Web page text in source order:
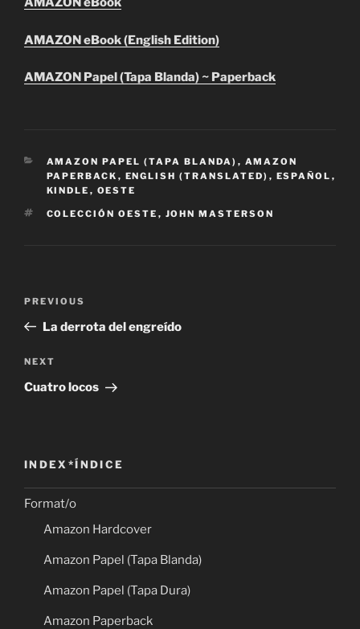
AMAZON eBook (English Edition)
AMAZON Papel (Tapa Blanda) ~ Paperback
CATEGORIES
AMAZON PAPEL (TAPA BLANDA) , AMAZON
PAPERBACK , ENGLISH (TRANSLATED) , ESPAÑOL ,
KINDLE , OESTE
TAGS
COLECCIÓN OESTE , JOHN MASTERSON
Previous
Post
PREVIOUS
La derrota del engreído
Next
Post
NEXT
Cuatro locos
INDEX*ÍNDICE
Format/o
Amazon Hardcover
Amazon Papel (Tapa Blanda)
Amazon Papel (Tapa Dura)
Amazon Paperback